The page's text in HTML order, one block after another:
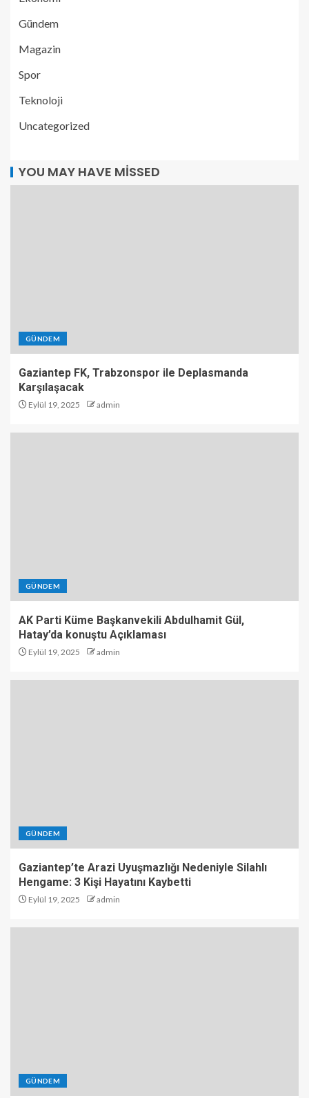
Gündem
Magazin
Spor
Teknoloji
Uncategorized
YOU MAY HAVE MISSED
GÜNDEM
Gaziantep FK, Trabzonspor ile Deplasmanda
Karşılaşacak
Eylül 19, 2025 admin
GÜNDEM
AK Parti Küme Başkanvekili Abdulhamit Gül,
Hatay’da konuştu Açıklaması
Eylül 19, 2025 admin
GÜNDEM
Gaziantep’te Arazi Uyuşmazlığı Nedeniyle Silahlı
Hengame: 3 Kişi Hayatını Kaybetti
Eylül 19, 2025 admin
GÜNDEM